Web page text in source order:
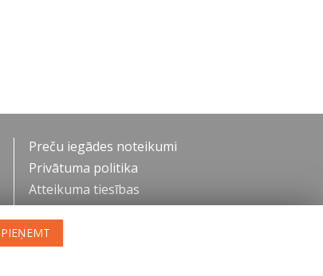
Preču iegādes noteikumi
Privātuma politika
Atteikuma tiesības
PIEŅEMT